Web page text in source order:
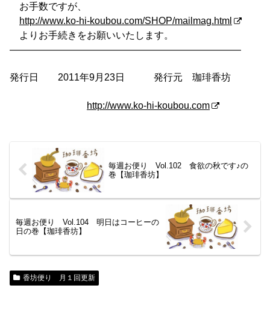
お手数ですが、
http://www.ko-hi-koubou.com/SHOP/mailmag.html
よりお手続きをお願いいたします。
————————————————————————
発行日 2011年9月23日 発行元 珈琲香坊
http://www.ko-hi-koubou.com
毎週お便り Vol.102 食欲の秋です♪の
巻【珈琲香坊】
毎週お便り Vol.104 明日はコーヒーの
日の巻【珈琲香坊】
香坊便り 月１回更新